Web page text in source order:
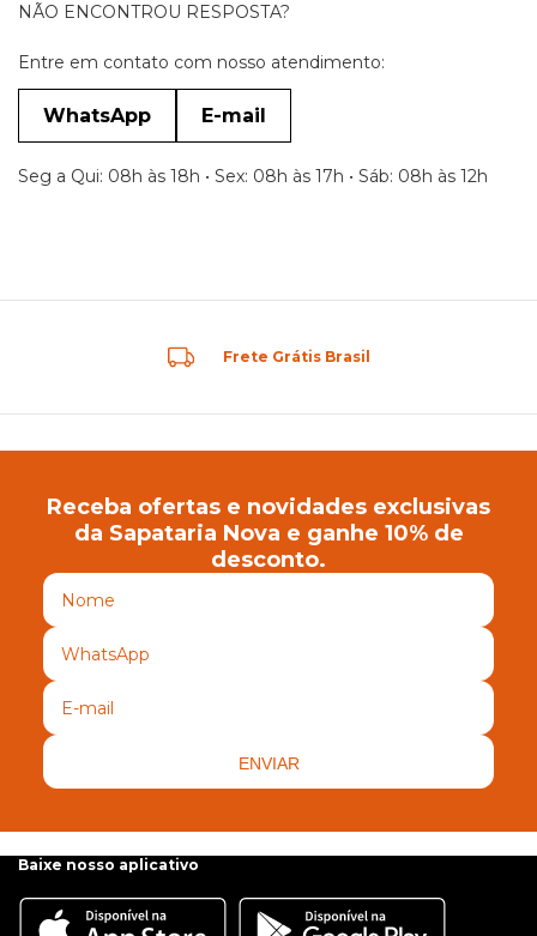
NÃO ENCONTROU RESPOSTA?
Entre em contato com nosso atendimento:
WhatsApp E-mail
Seg a Qui: 08h às 18h • Sex: 08h às 17h • Sáb: 08h às 12h
Frete Grátis Brasil
Receba ofertas e novidades exclusivas
da Sapataria Nova e ganhe 10% de
desconto.
ENVIAR
Baixe nosso aplicativo